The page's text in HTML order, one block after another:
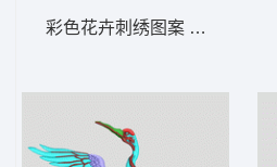
彩色花卉刺绣图案 靓花